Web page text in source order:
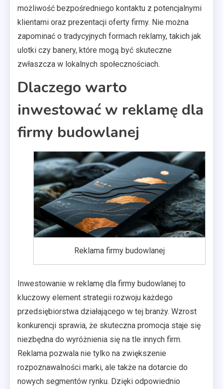
możliwość bezpośredniego kontaktu z potencjalnymi
klientami oraz prezentacji oferty firmy. Nie można
zapominać o tradycyjnych formach reklamy, takich jak
ulotki czy banery, które mogą być skuteczne
zwłaszcza w lokalnych społecznościach.
Dlaczego warto
inwestować w reklamę dla
firmy budowlanej
Reklama firmy budowlanej
Inwestowanie w reklamę dla firmy budowlanej to
kluczowy element strategii rozwoju każdego
przedsiębiorstwa działającego w tej branży. Wzrost
konkurencji sprawia, że skuteczna promocja staje się
niezbędna do wyróżnienia się na tle innych firm.
Reklama pozwala nie tylko na zwiększenie
rozpoznawalności marki, ale także na dotarcie do
nowych segmentów rynku. Dzięki odpowiednio